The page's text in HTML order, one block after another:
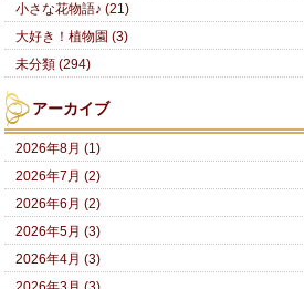
小さな花物語♪ (21)
大好き！植物園 (3)
未分類 (294)
アーカイブ
2026年8月 (1)
2026年7月 (2)
2026年6月 (2)
2026年5月 (3)
2026年4月 (3)